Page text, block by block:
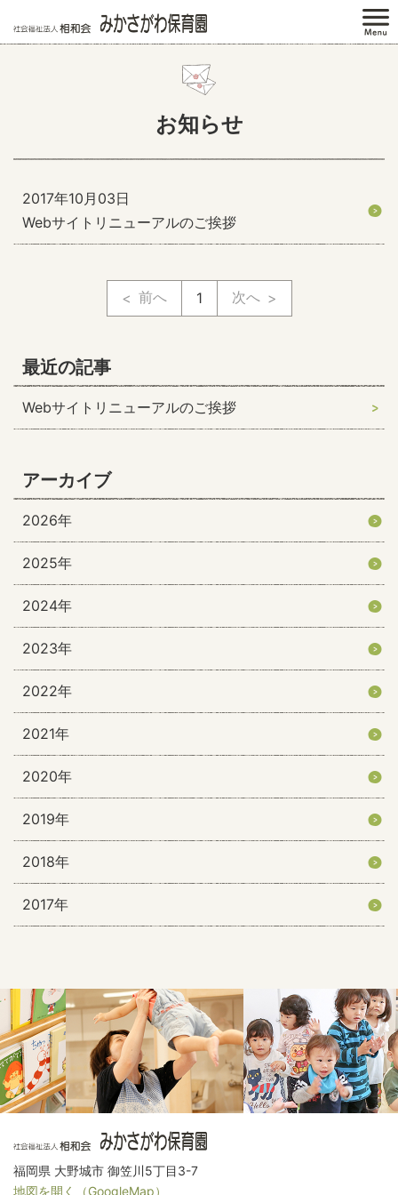
お知らせ
2017年10月03日
Webサイトリニューアルのご挨拶
前へ 1 次へ
最近の記事
Webサイトリニューアルのご挨拶
アーカイブ
2026年
2025年
2024年
2023年
2022年
2021年
2020年
2019年
2018年
2017年
福岡県 大野城市 御笠川5丁目3-7
地図を開く（GoogleMap）